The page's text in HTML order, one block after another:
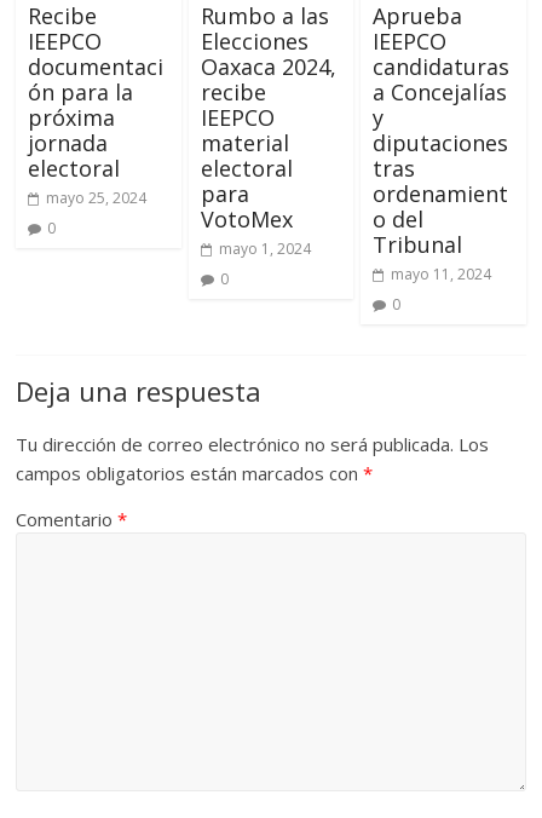
Recibe
IEEPCO
documentaci
ón para la
próxima
jornada
electoral
mayo 25, 2024
0
Rumbo a las
Elecciones
Oaxaca 2024,
recibe
IEEPCO
material
electoral
para
VotoMex
mayo 1, 2024
0
Aprueba
IEEPCO
candidaturas
a Concejalías
y
diputaciones
tras
ordenamient
o del
Tribunal
mayo 11, 2024
0
Deja una respuesta
Tu dirección de correo electrónico no será publicada. Los
campos obligatorios están marcados con*
Comentario*